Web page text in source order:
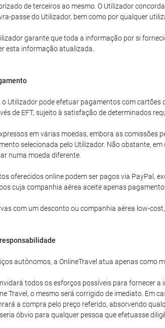
de terceiros ao mesmo. O Utilizador
passe do Utilizador, bem como por qualquer
garante que toda a informação por si
esta informação atualizada.
o Utilizador pode efetuar pagamentos com cartões
de EFT, sujeito à satisfação de determinados
em várias moedas, embora as comissões
selecionada pelo Utilizador. Não obstante,
numa moeda diferente.
oferecidos online podem ser pagos via PayPal,
cuja companhia aérea aceite apenas
com um desconto ou companhia aérea low-
autónomos, a OnlineTravel atua apenas como
todos os esforços possíveis para fornecer
Travel, o mesmo será corrigido de imediato. Em
a compra pelo preço referido, absorvendo
óbvio para qualquer pessoa que efetuasse